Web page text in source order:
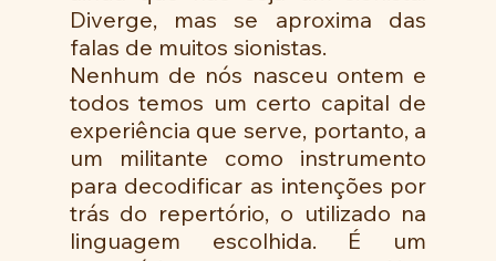
Diverge, mas se aproxima das
falas de muitos sionistas.
Nenhum de nós nasceu ontem e
todos temos um certo capital de
experiência que serve, portanto, a
um militante como instrumento
para decodificar as intenções por
trás do repertório, o utilizado na
linguagem escolhida. É um